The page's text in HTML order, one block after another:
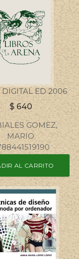
ED 2006
$ 640
GOMEZ,
MARIO
AL CARRITO